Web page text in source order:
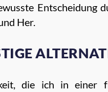
Entscheidung
Her.
die ich in einer